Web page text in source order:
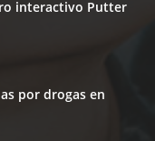
interactivo Putter
por drogas en